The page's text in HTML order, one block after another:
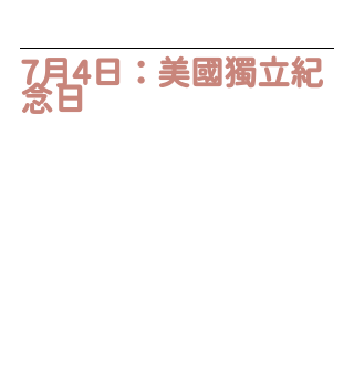
7月4日：美國獨立紀
念日